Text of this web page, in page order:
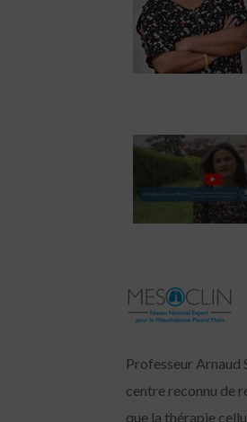
Professeur Arnaud
centre reconnu de
que la thérapie